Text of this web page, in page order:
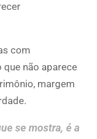
com
não aparece
margem
se mostra, é a